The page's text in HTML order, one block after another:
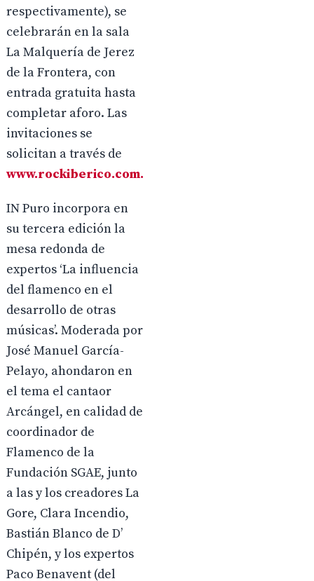
respectivamente), se
celebrarán en la sala
La Malquería de Jerez
de la Frontera, con
entrada gratuita hasta
completar aforo. Las
invitaciones se
solicitan a través de
www.rockiberico.com.
IN Puro incorpora en
su tercera edición la
mesa redonda de
expertos ‘La influencia
del flamenco en el
desarrollo de otras
músicas’. Moderada por
José Manuel García-
Pelayo, ahondaron en
el tema el cantaor
Arcángel, en calidad de
coordinador de
Flamenco de la
Fundación SGAE, junto
a las y los creadores La
Gore, Clara Incendio,
Bastián Blanco de D’
Chipén, y los expertos
Paco Benavent (del